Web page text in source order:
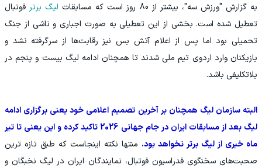
به گزارش "ورزش سه"، بیشتر از 80 روز است که مسابقات لیگ برتر فوتبال
تعطیل شده است. بخشی از این تعطیلی به صورت اجباری و ناشی از جنگ
تحمیلی بود اما پس از اعلام آتش بس نیز رقابت‌ها از سرگرفته نشد و
بازیکنان وارد اردوی تیم ملی شدند تا همچنان ادامه لیگ بیست و پنجم در
بلاتکلیفی باشد.
البته سازمان لیگ همچنان بر آخرین تصمیم اعلامی خود یعنی برگزاری ادامه
لیگ بعد از مسابقات ایران در جام جهانی 2026 تاکید کرده و این یعنی تا تیر
ماه خبری از لیگ برتر نخواهد بود. منتها نکته اینجاست که طبق تازه ترین
صحبت‌های سخنگوی فدراسیون فوتبال، نمایندگان ایران در لیگ نخبگان و